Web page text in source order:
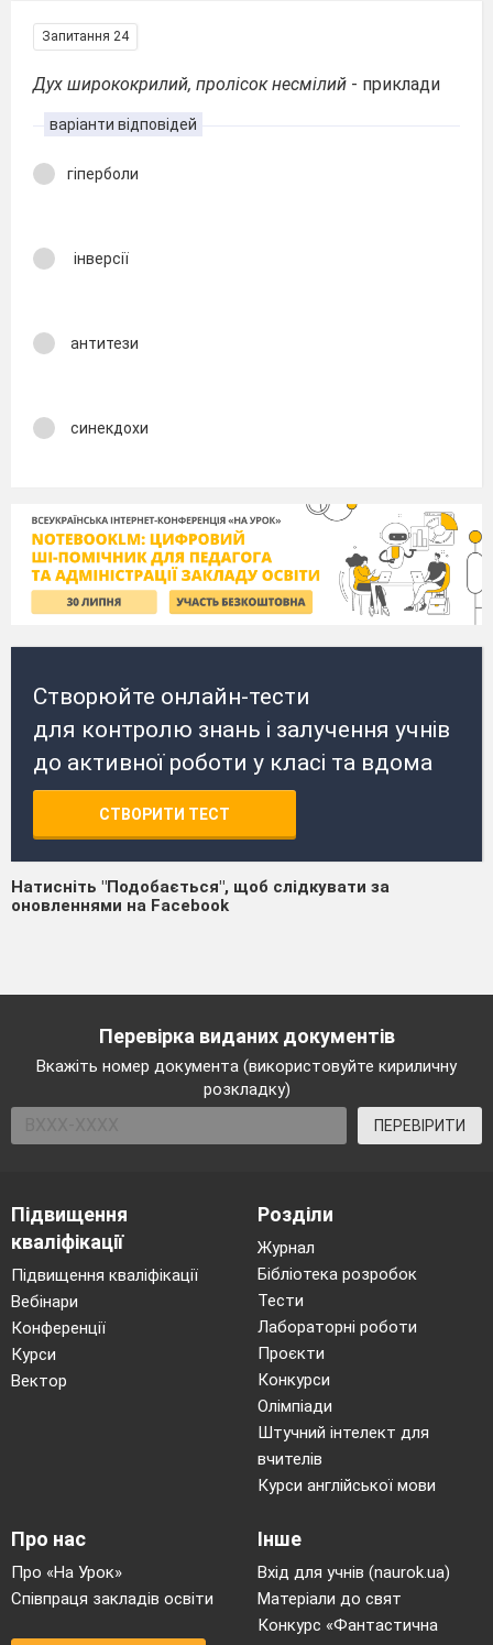
Запитання 24
Дух ширококрилий, пролісок несмілий - приклади
варіанти відповідей
гіперболи
інверсії
антитези
синекдохи
Створюйте онлайн-тести
для контролю знань і залучення учнів
до активної роботи у класі та вдома
СТВОРИТИ ТЕСТ
Натисніть "Подобається", щоб слідкувати за
оновленнями на Facebook
Перевірка виданих документів
Вкажіть номер документа (використовуйте кириличну
розкладку)
ПЕРЕВІРИТИ
Підвищення
кваліфікації
Підвищення кваліфікації
Вебінари
Конференції
Курси
Вектор
Розділи
Журнал
Бібліотека розробок
Тести
Лабораторні роботи
Проєкти
Конкурси
Олімпіади
Штучний інтелект для
вчителів
Курси англійської мови
Про нас
Про «На Урок»
Співпраця закладів освіти
Інше
Вхід для учнів (naurok.ua)
Матеріали до свят
Конкурс «Фантастична